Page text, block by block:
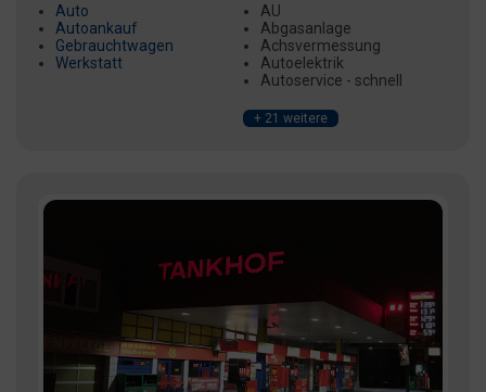
Auto
Autoankauf
Gebrauchtwagen
Werkstatt
AU
Abgasanlage
Achsvermessung
Autoelektrik
Autoservice - schnell
+ 21 weitere